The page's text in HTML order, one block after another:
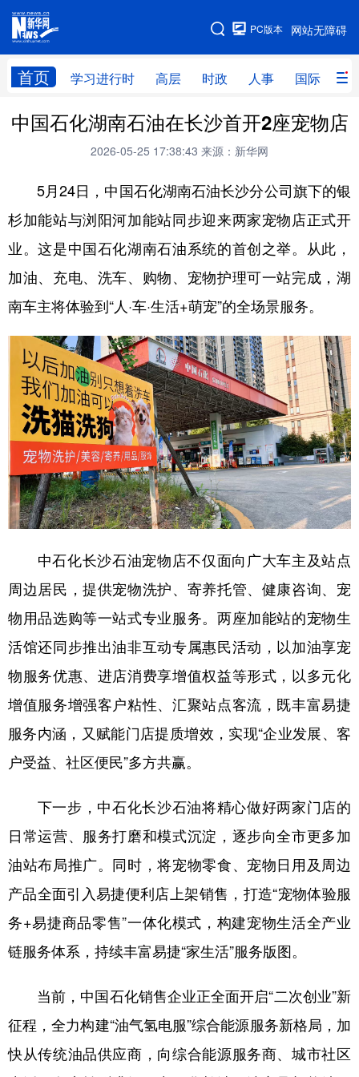
网站无障碍
PC版本
首页 学习进行时 高层 时政 人事 国际 财
网站地图
学习进行时 高层 时政 人事
财经 网评
台湾 思客智库 全球连线 教育
科技 科创 量子 体育
文化 书画 健康 军事
访谈 视频 图片 政务
食品 人居 信息化 数字经济
学术中国 乡村振兴 银龄 溯源中国
城市 旅游 能源 会展
彩票 娱乐 时尚 悦读
公益 一带一路 亚太网 上市公司
文化产业
地方频道
北京 天津 河北 山西
辽宁 吉林 上海 江苏
浙江 安徽 江西
广东 广西
新疆 内蒙古 黑龙江
多语种频道
English Español Français عربى
Русский язык 日本語 한국어
Deutsch Português
中国石化湖南石油在长沙首开2座宠物店
2026-05-25 17:38:43 来源：新华网
5月24日，中国石化湖南石油长沙分公司旗下的银
杉加能站与浏阳河加能站同步迎来两家宠物店正式开
业。这是中国石化湖南石油系统的首创之举。从此，
加油、充电、洗车、购物、宠物护理可一站完成，湖
南车主将体验到“人·车·生活+萌宠”的全场景服务。
中石化长沙石油宠物店不仅面向广大车主及站点
周边居民，提供宠物洗护、寄养托管、健康咨询、宠
物用品选购等一站式专业服务。两座加能站的宠物生
活馆还同步推出油非互动专属惠民活动，以加油享宠
物服务优惠、进店消费享增值权益等形式，以多元化
增值服务增强客户粘性、汇聚站点客流，既丰富易捷
服务内涵，又赋能门店提质增效，实现“企业发展、客
户受益、社区便民”多方共赢。
下一步，中石化长沙石油将精心做好两家门店的
日常运营、服务打磨和模式沉淀，逐步向全市更多加
油站布局推广。同时，将宠物零食、宠物日用及周边
产品全面引入易捷便利店上架销售，打造“宠物体验服
务+易捷商品零售”一体化模式，构建宠物生活全产业
链服务体系，持续丰富易捷“家生活”服务版图。
当前，中国石化销售企业正全面开启“二次创业”新
征程，全力构建“油气氢电服”综合能源服务新格局，加
快从传统油品供应商，向综合能源服务商、城市社区